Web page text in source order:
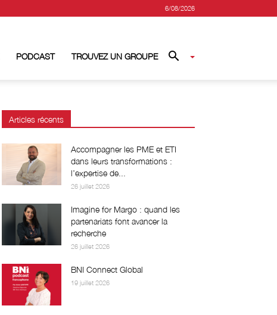
6/08/2026
PODCAST TROUVEZ UN GROUPE
Articles récents
Accompagner les PME et ETI
dans leurs transformations :
l’expertise de...
26 juillet 2026
Imagine for Margo : quand les
partenariats font avancer la
recherche
26 juillet 2026
BNI Connect Global
19 juillet 2026